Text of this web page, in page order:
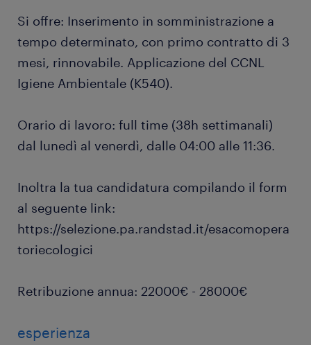
Si offre: Inserimento in somministrazione a
tempo determinato, con primo contratto di 3
mesi, rinnovabile. Applicazione del CCNL
Igiene Ambientale (K540).
Orario di lavoro: full time (38h settimanali)
dal lunedì al venerdì, dalle 04:00 alle 11:36.
Inoltra la tua candidatura compilando il form
al seguente link:
https://selezione.pa.randstad.it/esacomopera
toriecologici
Retribuzione annua: 22000€ - 28000€
esperienza